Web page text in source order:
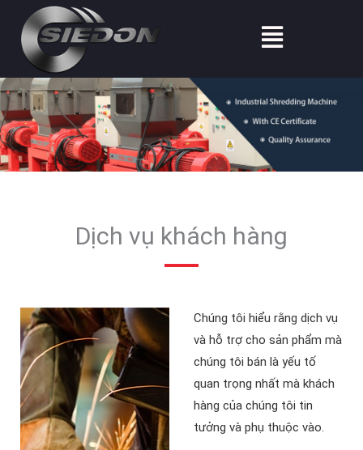
dung
Thực
đơn
Dịch vụ khách hàng
Chúng tôi hiểu rằng dịch vụ
và hỗ trợ cho sản phẩm mà
chúng tôi bán là yếu tố
quan trọng nhất mà khách
hàng của chúng tôi tin
tưởng và phụ thuộc vào.